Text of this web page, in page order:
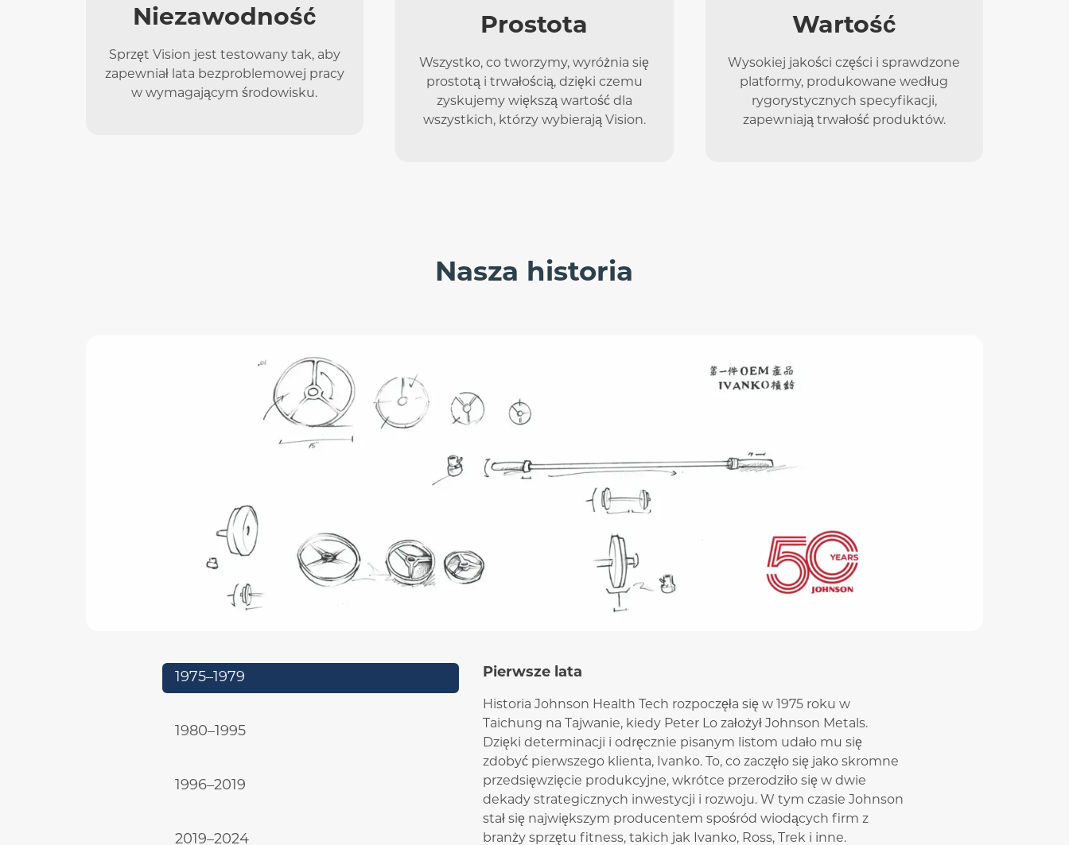
Niezawodność
Sprzęt Vision jest testowany tak, aby
zapewniał lata bezproblemowej pracy
w wymagającym środowisku.
Prostota
Wszystko, co tworzymy, wyróżnia się
prostotą i trwałością, dzięki czemu
zyskujemy większą wartość dla
wszystkich, którzy wybierają Vision.
Wartość
Wysokiej jakości części i sprawdzone
platformy, produkowane według
rygorystycznych specyfikacji,
zapewniają trwałość produktów.
Nasza historia
1975–1979
1980–1995
1996–2019
2019–2024
Pierwsze lata
Historia Johnson Health Tech rozpoczęła się w 1975 roku w
Taichung na Tajwanie, kiedy Peter Lo założył Johnson Metals.
Dzięki determinacji i odręcznie pisanym listom udało mu się
zdobyć pierwszego klienta, Ivanko. To, co zaczęło się jako skromne
przedsięwzięcie produkcyjne, wkrótce przerodziło się w dwie
dekady strategicznych inwestycji i rozwoju. W tym czasie Johnson
stał się największym producentem spośród wiodących firm z
branży sprzętu fitness, takich jak Ivanko, Ross, Trek i inne.